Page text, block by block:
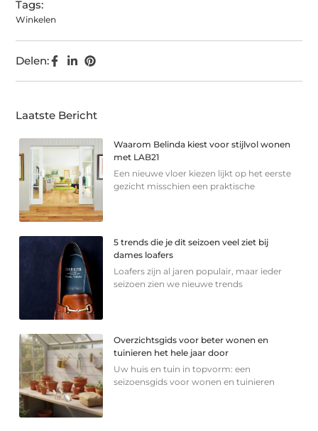
Tags:
Winkelen
Delen:
Laatste Bericht
Waarom Belinda kiest voor stijlvol wonen
met LAB21
Een nieuwe vloer kiezen lijkt op het eerste
gezicht misschien een praktische
5 trends die je dit seizoen veel ziet bij
dames loafers
Loafers zijn al jaren populair, maar ieder
seizoen zien we nieuwe trends
Overzichtsgids voor beter wonen en
tuinieren het hele jaar door
Uw huis en tuin in topvorm: een
seizoensgids voor wonen en tuinieren